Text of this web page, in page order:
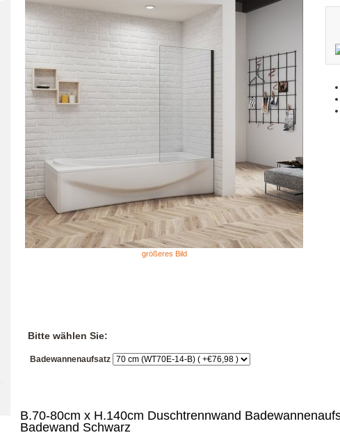
größeres Bild
Bitte wählen Sie:
Badewannenaufsatz
B.70-80cm x H.140cm Duschtrennwand
Badewand Schwarz